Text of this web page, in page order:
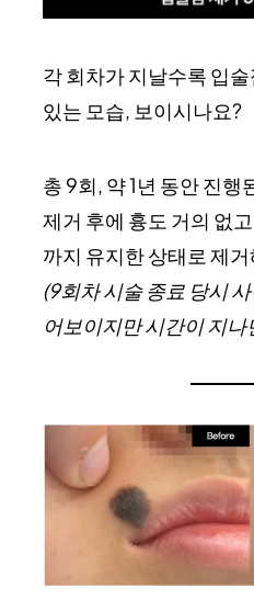
각 회차가 지날수록 입
있는 모습, 보이시나요?
총 9회, 약 1년 동안 진행
제거 후에 흉도 거의 없
까지 유지한 상태로 제
(9회차 시술 종료 당시
어보이지만 시간이 지